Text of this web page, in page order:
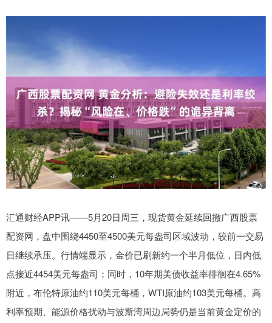
汇通财经APP讯——5月20日周三，现货黄金延续回撤广西股票
配资网，盘中围绕4450至4500美元每盎司区域波动，较前一交易
日继续承压。行情端显示，金价已刷新约一个半月低位，日内低
点接近4454美元每盎司；同时，10年期美债收益率徘徊在4.65%
附近，布伦特原油约110美元每桶，WTI原油约103美元每桶。高
利率预期、能源价格扰动与波斯湾周边局势仍是当前黄金定价的